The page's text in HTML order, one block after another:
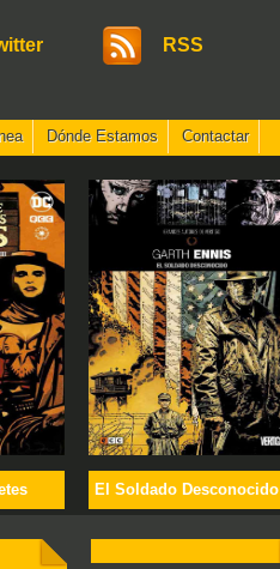
RSS
Dónde Estamos Contactar
El Soldado Desconocido